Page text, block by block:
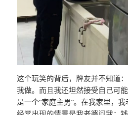
这个玩笑的背后，牌友并不知道
我做。而且我还坦然接受自己可
是一个“家庭主男”。在我家里，